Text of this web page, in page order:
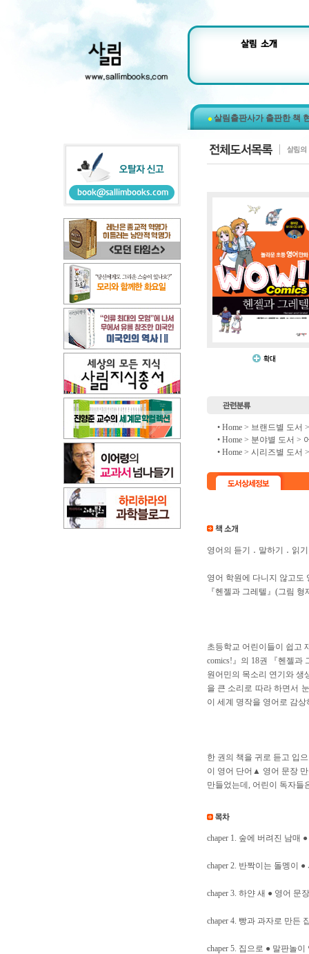
살림출판사가 출판한 책
• Home > 브랜드별 도서
• Home > 분야별 도서 >
• Home > 시리즈별 도서
영어의 듣기 ․ 말하기 ․ 읽
영어 학원에 다니지 않고도
『헨젤과 그레텔』(그림
초등학교 어린이들이 쉽고
comics!』의 18권 『헨젤
원어민의 목소리 연기와 생
을 큰 소리로 따라 하면서
이 세계 명작을 영어로 감
한 권의 책을 귀로 듣고 입
이 영어 단어▲ 영어 문장
만들었는데, 어린이 독자들
chaper 1. 숲에 버려진 남매
chaper 2. 반짝이는 돌멩이
chaper 3. 하얀 새 ● 영어 문
chaper 4. 빵과 과자로 만든
chaper 5. 집으로 ● 말판놀이